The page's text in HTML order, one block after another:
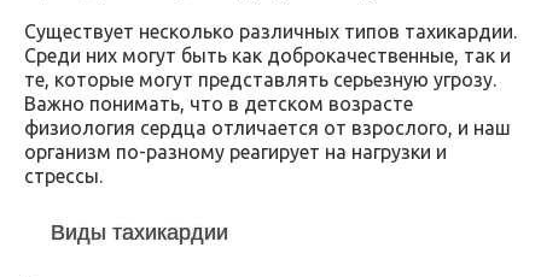
Существует несколько различных типов тахикардии.
Среди них могут быть как доброкачественные, так и
те, которые могут представлять серьезную угрозу.
Важно понимать, что в детском возрасте
физиология сердца отличается от взрослого, и наш
организм по-разному реагирует на нагрузки и
стрессы.
Виды тахикардии